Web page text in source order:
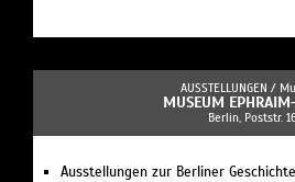
AUSSTELLUNGEN /
MUSEUM
Berlin, Poststr.
Ausstellungen zur Berliner